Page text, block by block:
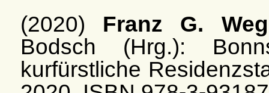
(2020) Franz G.
Bodsch (Hrg.):
kurfürstliche